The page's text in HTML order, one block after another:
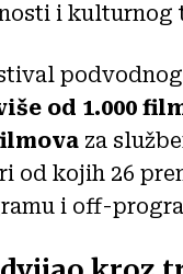
i kulturnog
od 1.000
za
od kojih 26
i off-